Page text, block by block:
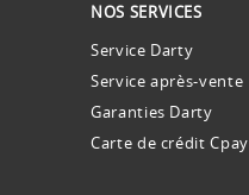
NOS SERVICES
Service Darty
Service après-vente
Garanties Darty
Carte de crédit Cpay